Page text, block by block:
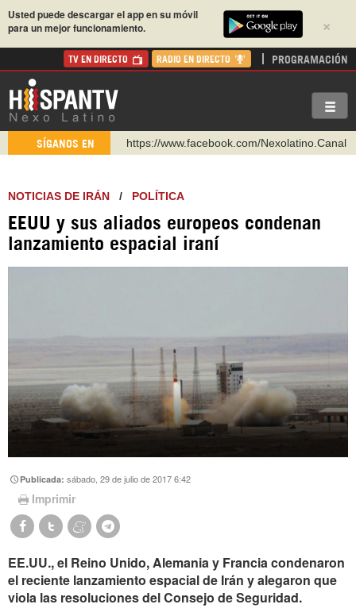
×
Usted puede descargar el app en su móvil
para un mejor funcionamiento.
TV EN DIRECTO RADIO EN DIRECTO PROGRAMACIÓN
SÍGANOS EN
https://www.facebook.com/Nexolatino.Canal
http://twitter.com/nexo_latino
https://t.me/hispantvcanal
https://urmedium.com/c/hispantv
NOTICIAS DE IRÁN / POLÍTICA
EEUU y sus aliados europeos condenan
lanzamiento espacial iraní
Publicada:sábado, 29 de julio de 2017 6:42
Imprimir
EE.UU., el Reino Unido, Alemania y Francia condenaron
el reciente lanzamiento espacial de Irán y alegaron que
viola las resoluciones del Consejo de Seguridad.